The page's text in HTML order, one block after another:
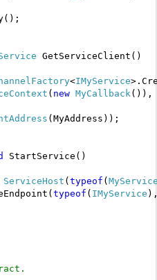
GetServiceClient()
<IMyService
( new MyCallback()),
(MyAddress));
StartService()
ServiceHost ( typeof (
typeof ( IMyService